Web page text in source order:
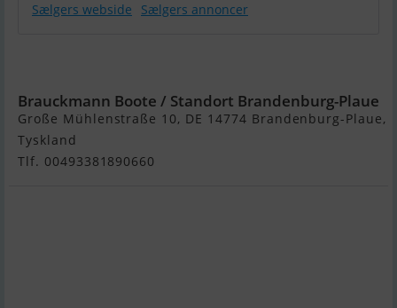
Sælgers webside Sælgers annoncer
Brauckmann Boote / Standort Brandenburg-Plaue
Große Mühlenstraße 10, DE 14774 Brandenburg-Plaue,
Tyskland
Tlf. 00493381890660